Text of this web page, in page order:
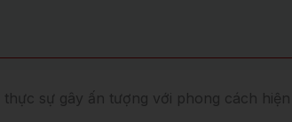
thực sự gây ấn tượng với phong cách